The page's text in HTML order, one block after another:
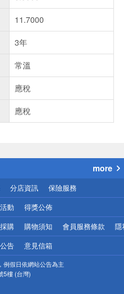
11.7000
3年
常溫
應稅
應稅
心！
more
分店資訊 保險服務
動 得獎公佈
購 購物須知 會員服務條款 隱
告 意見信箱
例假日依網站公告為主
5樓 (台灣)